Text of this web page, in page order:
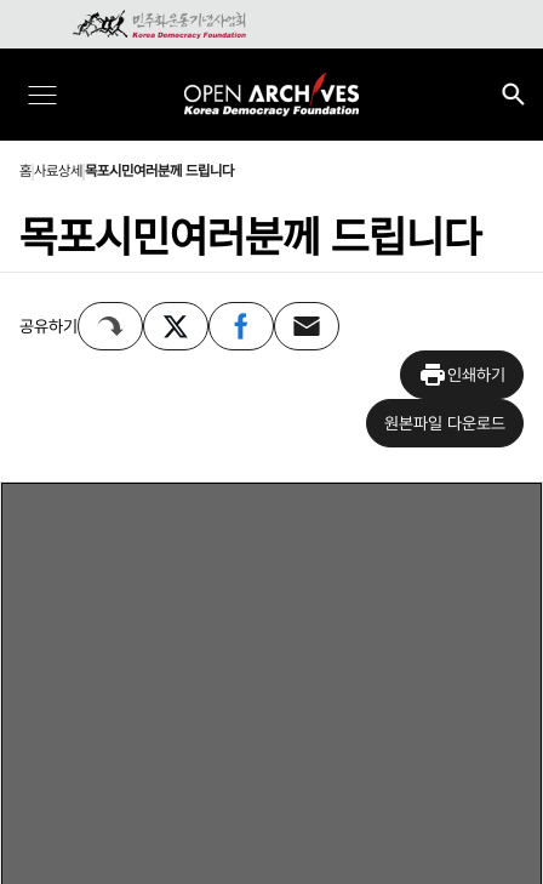
홈사료상세 목포시민여러분께 드립니다
목포시민여러분께 드립니다
공유하기
인쇄하기
원본파일 다운로드